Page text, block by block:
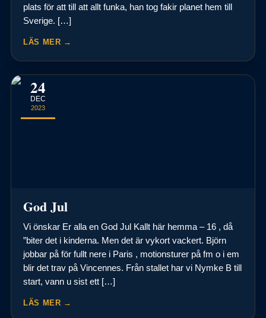
plats för att till att allt funka, han tog fakir planet hem till
Sverige. […]
LÄS MER →
24
DEC
2023
God Jul
Vi önskar Er alla en God Jul Kallt här hemma – 16 , då
”biter det i kinderna. Men det är vykort vackert. Björn
jobbar på för fullt nere i Paris , motionsturer på fm o i em
blir det trav på Vincennes. Från stallet har vi Nymke B till
start, vann u sist ett […]
LÄS MER →